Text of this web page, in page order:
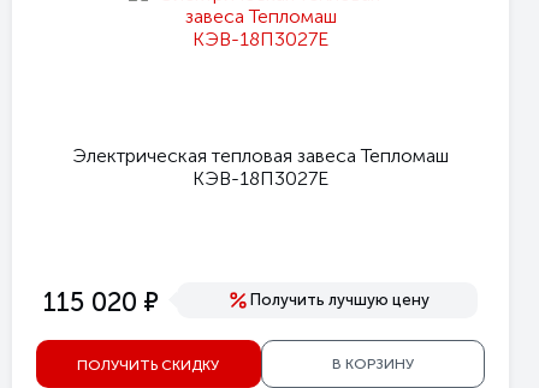
Электрическая тепловая завеса Тепломаш
КЭВ-18П3027Е
115 020 е Получить лучшую цену
ПОЛУЧИТЬ СКИДКУ В КОРЗИНУ